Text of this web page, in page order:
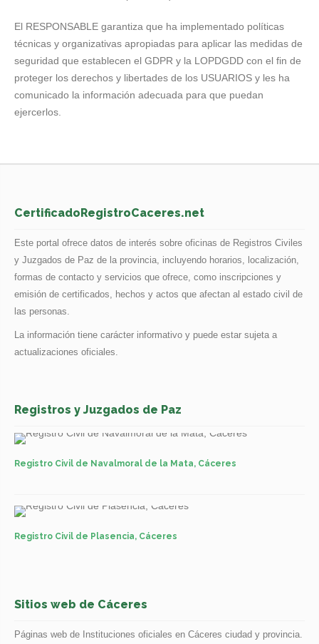
El RESPONSABLE garantiza que ha implementado políticas
técnicas y organizativas apropiadas para aplicar las medidas de
seguridad que establecen el GDPR y la LOPDGDD con el fin de
proteger los derechos y libertades de los USUARIOS y les ha
comunicado la información adecuada para que puedan
ejercerlos.
CertificadoRegistroCaceres.net
Este portal ofrece datos de interés sobre oficinas de Registros Civiles
y Juzgados de Paz de la provincia, incluyendo horarios, localización,
formas de contacto y servicios que ofrece, como inscripciones y
emisión de certificados, hechos y actos que afectan al estado civil de
las personas.
La información tiene carácter informativo y puede estar sujeta a
actualizaciones oficiales.
Registros y Juzgados de Paz
Registro Civil de Navalmoral de la Mata, Cáceres
Registro Civil de Plasencia, Cáceres
Sitios web de Cáceres
Páginas web de Instituciones oficiales en Cáceres ciudad y provincia.